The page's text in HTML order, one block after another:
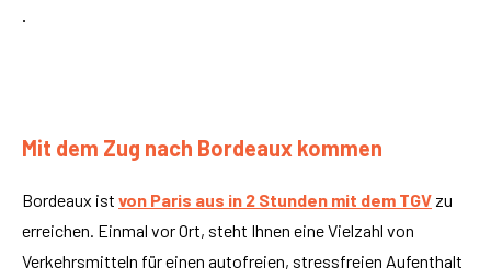
.
Mit dem Zug nach Bordeaux kommen
Bordeaux ist von Paris aus in 2 Stunden mit dem TGV zu
erreichen. Einmal vor Ort, steht Ihnen eine Vielzahl von
Verkehrsmitteln für einen autofreien, stressfreien Aufenthalt